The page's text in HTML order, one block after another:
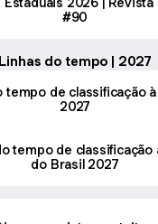
#90
Linhas do tempo | 2027
tempo de classificação
2027
tempo de classificação
do Brasil 2027